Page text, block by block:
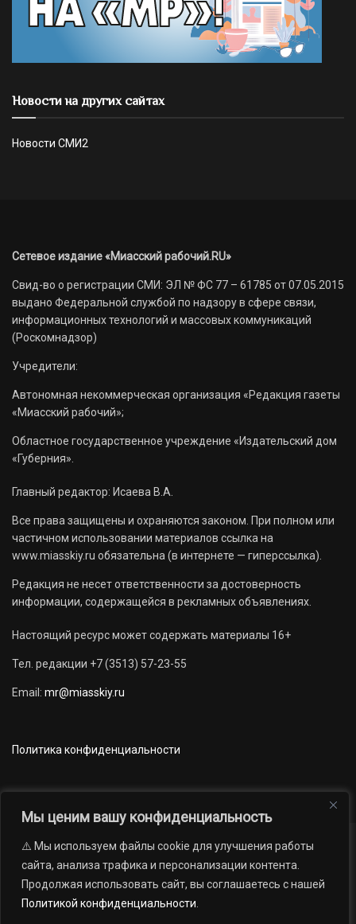
Мы ценим вашу конфиденциальность
⚠️ Мы используем файлы cookie для улучшения работы
сайта, анализа трафика и персонализации контента.
Продолжая использовать сайт, вы соглашаетесь с нашей
Политикой конфиденциальности
Новости на других сайтах
Новости СМИ2
Сетевое издание «Миасский рабочий.RU»
Свид-во о регистрации СМИ: ЭЛ № ФС 77 – 61785 от 07.05.2015
выдано Федеральной службой по надзору в сфере связи,
информационных технологий и массовых коммуникаций
(Роскомнадзор)
Учредители:
Автономная некоммерческая организация «Редакция газеты
«Миасский рабочий»;
Областное государственное учреждение «Издательский дом
«Губерния».
Главный редактор: Исаева В.А.
Все права защищены и охраняются законом. При полном или
частичном использовании материалов ссылка на
www.miasskiy.ru обязательна (в интернете — гиперссылка).
Редакция не несет ответственности за достоверность
информации, содержащейся в рекламных объявлениях.
Настоящий ресурс может содержать материалы 16+
Тел. редакции +7 (3513) 57-23-55
Email: mr@miasskiy.ru
Политика конфиденциальности
Новости Наши проекты
Официально
АРХИВ
16+
газеты «Миасский рабочий»; Областное государственное учреждение